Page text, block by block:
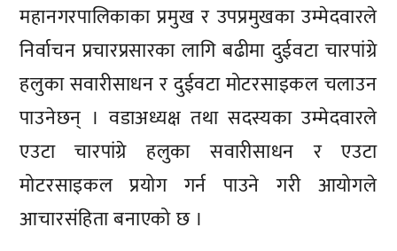
महानगरपालिकाका प्रमुख र उपप्रमुखका उम्मेदवारले
निर्वाचन प्रचारप्रसारका लागि बढीमा दुईवटा चारपांग्रे
हलुका सवारीसाधन र दुईवटा मोटरसाइकल चलाउन
पाउनेछन् । वडाअध्यक्ष तथा सदस्यका उम्मेदवारले
एउटा चारपांग्रे हलुका सवारीसाधन र एउटा
मोटरसाइकल प्रयोग गर्न पाउने गरी आयोगले
आचारसंहिता बनाएको छ ।